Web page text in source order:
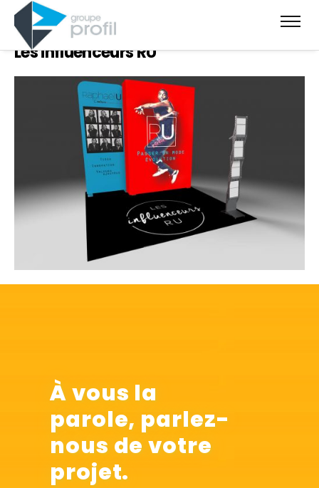
Les influenceurs RU
À vous la
parole, parlez-
nous de votre
projet.